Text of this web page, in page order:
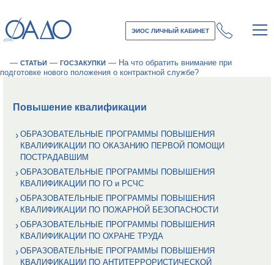
ЭИОС ЛИЧНЫЙ КАБИНЕТ
— СТАТЬИ — ГОСЗАКУПКИ — На что обратить внимание при
подготовке нового положения о контрактной службе?
Повышение квалификации
ОБРАЗОВАТЕЛЬНЫЕ ПРОГРАММЫ ПОВЫШЕНИЯ
КВАЛИФИКАЦИИ ПО ОКАЗАНИЮ ПЕРВОЙ ПОМОЩИ
ПОСТРАДАВШИМ
ОБРАЗОВАТЕЛЬНЫЕ ПРОГРАММЫ ПОВЫШЕНИЯ
КВАЛИФИКАЦИИ ПО ГО и РСЧС
ОБРАЗОВАТЕЛЬНЫЕ ПРОГРАММЫ ПОВЫШЕНИЯ
КВАЛИФИКАЦИИ ПО ПОЖАРНОЙ БЕЗОПАСНОСТИ
ОБРАЗОВАТЕЛЬНЫЕ ПРОГРАММЫ ПОВЫШЕНИЯ
КВАЛИФИКАЦИИ ПО ОХРАНЕ ТРУДА
ОБРАЗОВАТЕЛЬНЫЕ ПРОГРАММЫ ПОВЫШЕНИЯ
КВАЛИФИКАЦИИ ПО АНТИТЕРРОРИСТИЧЕСКОЙ